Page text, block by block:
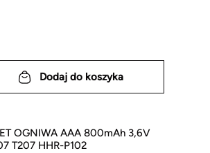
Dodaj do koszyka
OGNIWA AAA 800mAh 3,6V
T207 HHR-P102